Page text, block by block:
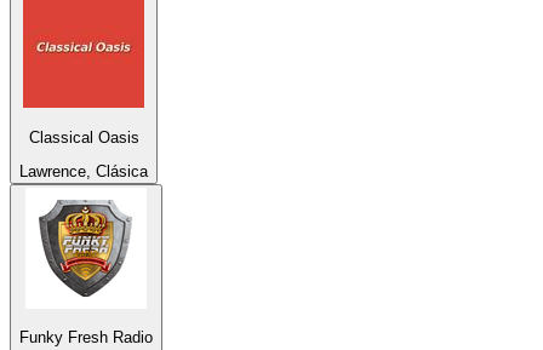
Classical Oasis
Lawrence, Clásica
Funky Fresh Radio